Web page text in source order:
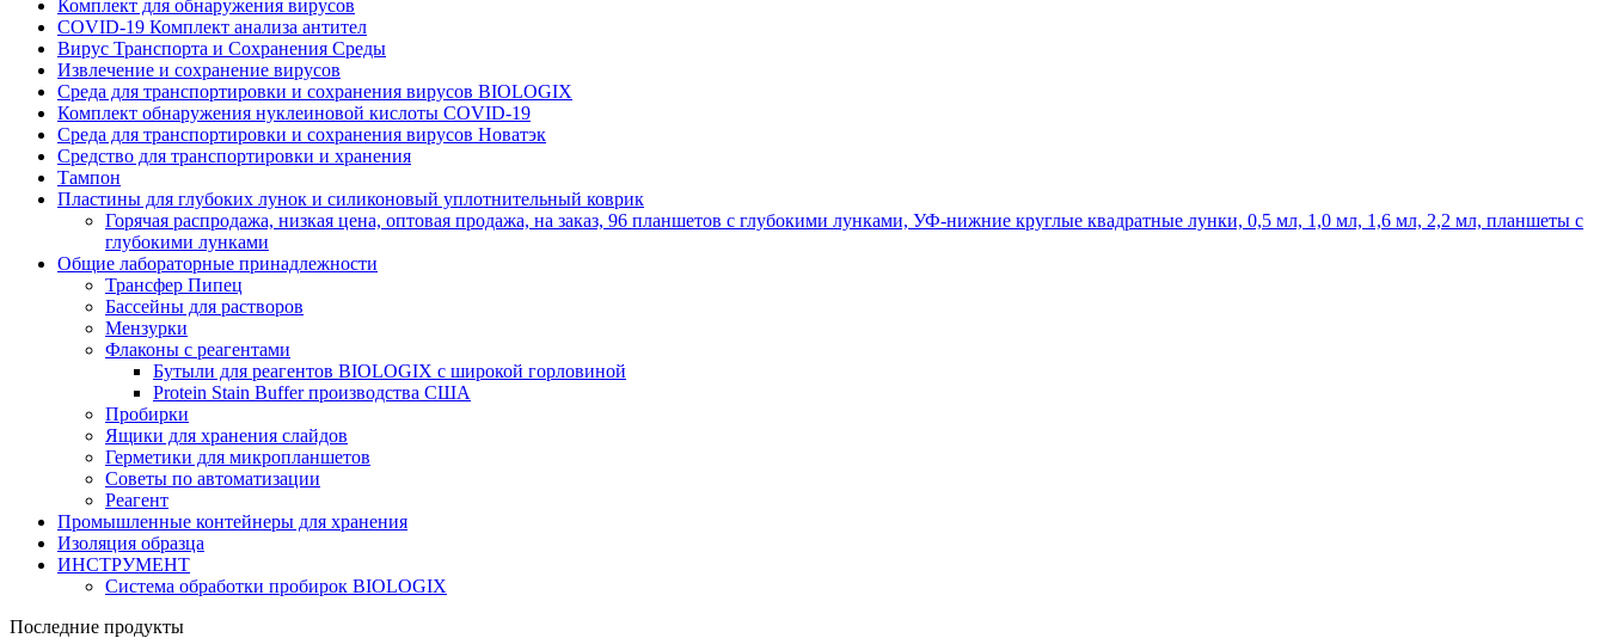
Комплект для обнаружения вирусов
COVID-19 Комплект анализа антител
Вирус Транспорта и Сохранения Среды
Извлечение и сохранение вирусов
Среда для транспортировки и сохранения вирусов BIOLOGIX
Комплект обнаружения нуклеиновой кислоты COVID-19
Среда для транспортировки и сохранения вирусов Новатэк
Средство для транспортировки и хранения
Тампон
Пластины для глубоких лунок и силиконовый уплотнительный коврик
Горячая распродажа, низкая цена, оптовая продажа, на заказ, 96 планшетов с глубокими лунками, УФ-нижние круглые квадратные лунки, 0,5 мл, 1,0 мл, 1,6 мл, 2,2 мл, планшеты с
глубокими лунками
Общие лабораторные принадлежности
Трансфер Пипец
Бассейны для растворов
Мензурки
Флаконы с реагентами
Бутыли для реагентов BIOLOGIX с широкой горловиной
Protein Stain Buffer производства США
Пробирки
Ящики для хранения слайдов
Герметики для микропланшетов
Советы по автоматизации
Реагент
Промышленные контейнеры для хранения
Изоляция образца
ИНСТРУМЕНТ
Система обработки пробирок BIOLOGIX
Последние продукты